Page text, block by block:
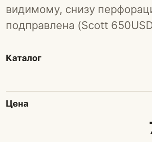
видимому, снизу
подправлена (Scott
Каталог
Цена